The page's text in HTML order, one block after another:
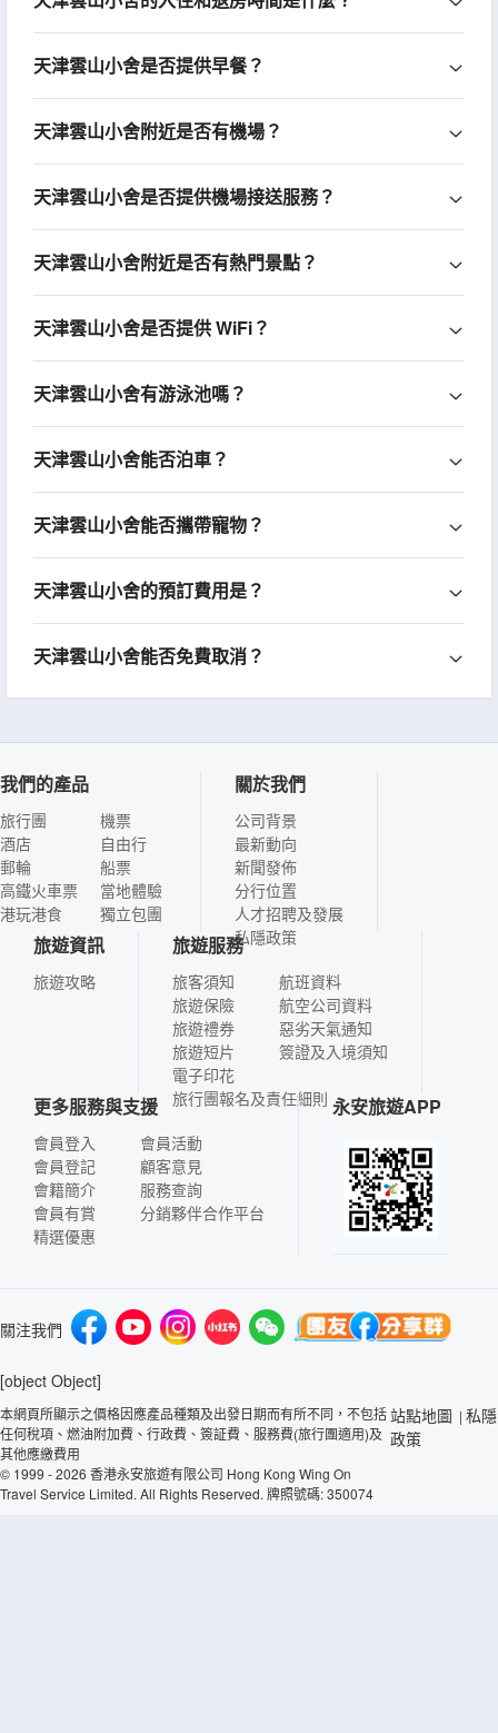
天津雲山小舍是否提供早餐？
天津雲山小舍附近是否有機場？
天津雲山小舍是否提供機場接送服務？
天津雲山小舍附近是否有熱門景點？
天津雲山小舍是否提供 WiFi？
天津雲山小舍有游泳池嗎？
天津雲山小舍能否泊車？
天津雲山小舍能否攜帶寵物？
天津雲山小舍的預訂費用是？
天津雲山小舍能否免費取消？
我們的產品
旅行團
酒店
郵輪
高鐵火車票
港玩港食
機票
自由行
船票
當地體驗
獨立包團
關於我們
公司背景
最新動向
新聞發佈
分行位置
人才招聘及發展
私隱政策
旅遊資訊
旅遊攻略
旅遊服務
旅客須知
旅遊保險
旅遊禮券
旅遊短片
電子印花
航班資料
航空公司資料
惡劣天氣通知
簽證及入境須知
旅行團報名及責任細則
更多服務與支援
會員登入
會員登記
會籍簡介
會員有賞
精選優惠
會員活動
顧客意見
服務查詢
分銷夥伴合作平台
永安旅遊APP
關注我們
[object Object]
本網頁所顯示之價格因應產品種類及出發日期而有所不同，不包括
任何稅項、燃油附加費、行政費、簽証費、服務費(旅行團適用)及
其他應繳費用
© 1999 - 2026 香港永安旅遊有限公司 Hong Kong Wing On
Travel Service Limited. All Rights Reserved. 牌照號碼: 350074
站點地圖 | 私隱
政策